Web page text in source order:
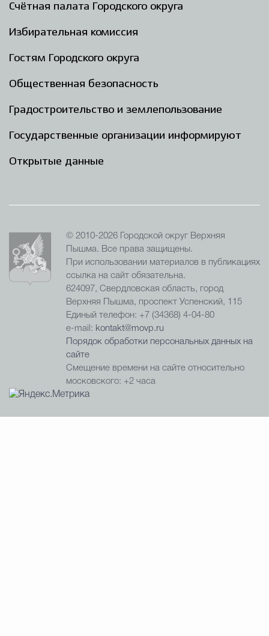
Счётная палата Городского округа
Избирательная комиссия
Гостям Городского округа
Общественная безопасность
Градостроительство и землепользование
Государственные организации информируют
Открытые данные
© 2010-2026 Городской округ Верхняя
Пышма. Все права защищены.
При использовании материалов в публикациях
ссылка на сайт обязательна.
624097, Свердловская область, город
Верхняя Пышма, проспект Успенский, 115
Единый телефон: +7 (34368) 4-04-80
e-mail: kontakt@movp.ru
Порядок обработки персональных данных на
сайте
Смещение времени на сайте относительно
московского: +2 часа